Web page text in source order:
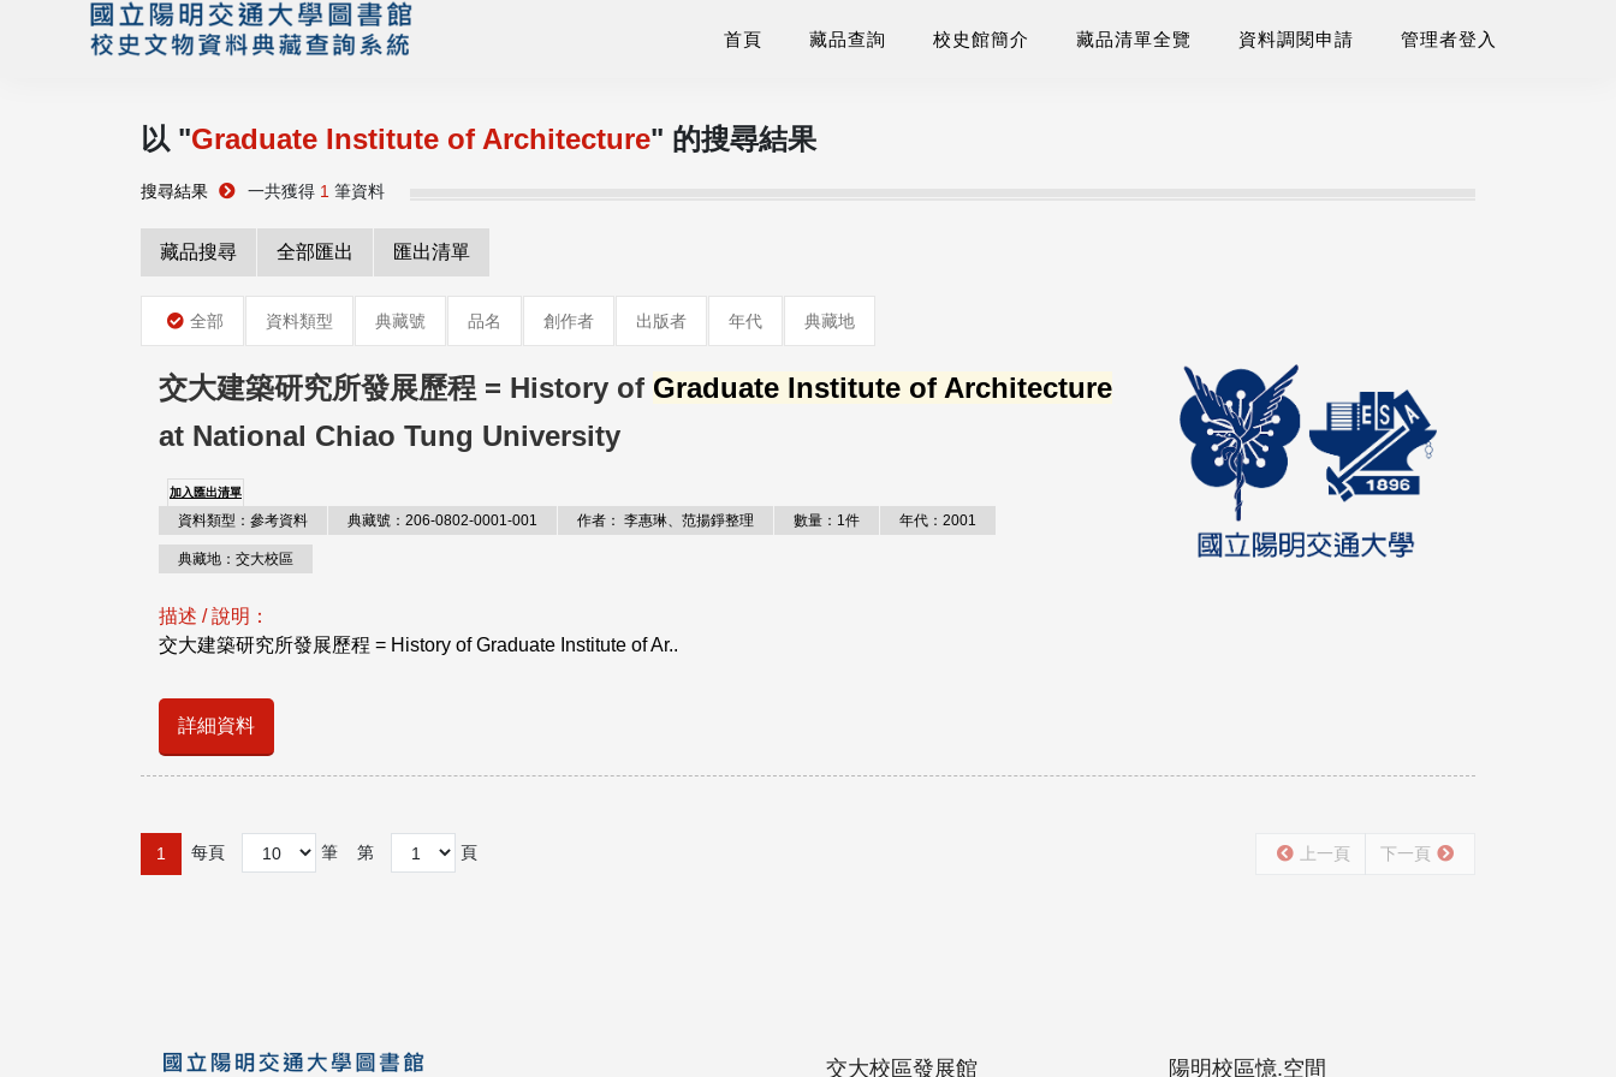
首頁 藏品查詢 校史館簡介 藏品清單全覽 資料調閱申請 管理者登入
以 "Graduate Institute of Architecture" 的搜尋結果
搜尋結果 一共獲得 1 筆資料
藏品搜尋 全部匯出 匯出清單
全部 資料類型 典藏號 品名 創作者 出版者 年代 典藏地
交大建築研究所發展歷程 = History of Graduate Institute of Architecture
at National Chiao Tung University
加入匯出清單
資料類型：參考資料 典藏號：206-0802-0001-001 作者： 李惠琳、范揚錚整理 數量：1件 年代：2001
典藏地：交大校區
描述 / 說明：
交大建築研究所發展歷程 = History of Graduate Institute of Ar..
詳細資料
1 每頁 筆 第 頁 上一頁 下一頁
交大校區發展館 陽明校區憶.空間